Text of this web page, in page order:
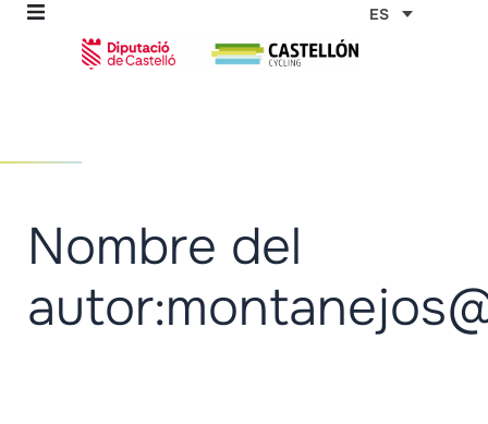
contenido
ES
Nombre del
Buscar